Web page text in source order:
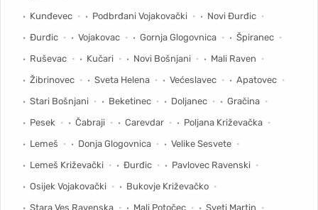
Kunđevec Podbrđani Vojakovački
Novi Đurđic
Đurđic
Vojakovac Gornja Glogovnica
Špiranec
Ruševac
Kučari Novi Bošnjani
Mali Raven
Žibrinovec
Sveta Helena Većeslavec
Apatovec
Stari Bošnjani
Beketinec Doljanec
Gračina
Pesek
Čabraji Carevdar
Poljana Križevačka
Lemeš
Donja Glogovnica
Velike Sesvete
Lemeš Križevački
Đurđic
Pavlovec Ravenski
Osijek Vojakovački
Bukovje Križevačko
Stara Ves Ravenska
Mali Potočec
Sveti Martin